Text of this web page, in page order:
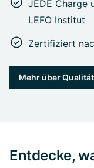
JEDE Charge
LEFO Institut
Zertifiziert
Mehr über
Entdecke,